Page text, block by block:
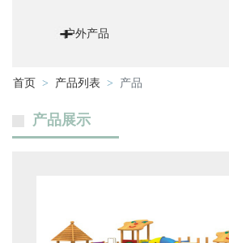
户外产品
首页 产品列表 产品
产品展示